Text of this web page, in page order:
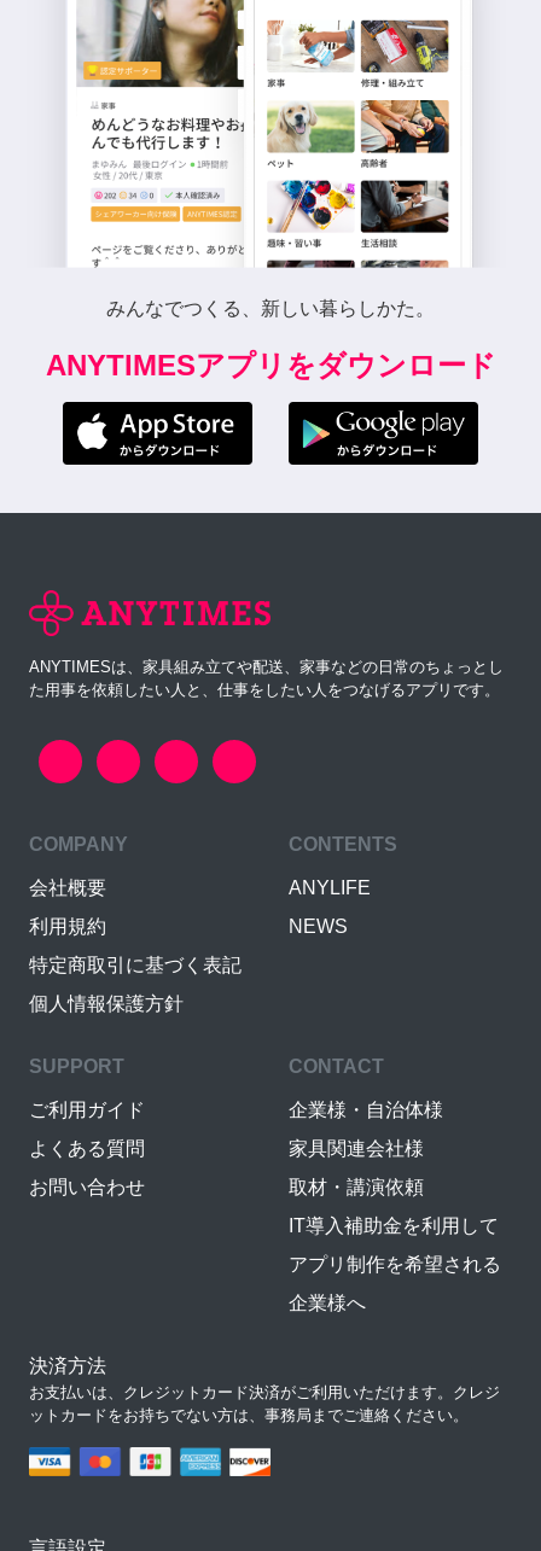
みんなでつくる、新しい暮らしかた。
ANYTIMESアプリをダウンロード
ANYTIMESは、家具組み立てや配送、家事などの日常のちょっとし
た用事を依頼したい人と、仕事をしたい人をつなげるアプリです。
COMPANY
会社概要
利用規約
特定商取引に基づく表記
個人情報保護方針
CONTENTS
ANYLIFE
NEWS
SUPPORT
ご利用ガイド
よくある質問
お問い合わせ
CONTACT
企業様・自治体様
家具関連会社様
取材・講演依頼
IT導入補助金を利用して
アプリ制作を希望される
企業様へ
決済方法
お支払いは、クレジットカード決済がご利用いただけます。クレジ
ットカードをお持ちでない方は、事務局までご連絡ください。